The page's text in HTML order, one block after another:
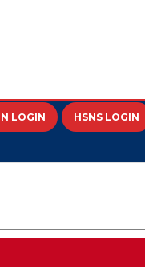
LOGIN HSNS LOGIN